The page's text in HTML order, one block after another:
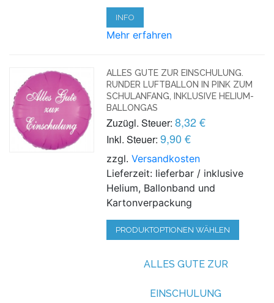
INFO
Mehr erfahren
ALLES GUTE ZUR EINSCHULUNG.
RUNDER LUFTBALLON IN PINK ZUM
SCHULANFANG, INKLUSIVE HELIUM-
BALLONGAS
Zuzügl. Steuer: 8,32 €
Inkl. Steuer: 9,90 €
zzgl.Versandkosten
Lieferzeit: lieferbar / inklusive
Helium, Ballonband und
Kartonverpackung
PRODUKTOPTIONEN WÄHLEN
ALLES GUTE ZUR
EINSCHULUNG